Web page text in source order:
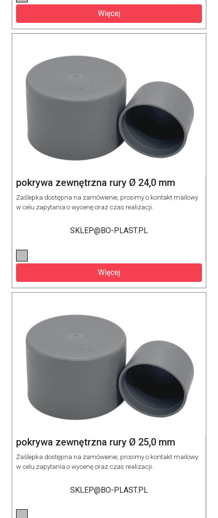
Więcej
pokrywa zewnętrzna rury Ø 24,0 mm
Zaślepka dostępna na zamówienie, prosimy o kontakt mailowy
w celu zapytania o wycenę oraz czas realizacji.
SKLEP@BO-PLAST.PL
Więcej
pokrywa zewnętrzna rury Ø 25,0 mm
Zaślepka dostępna na zamówienie, prosimy o kontakt mailowy
w celu zapytania o wycenę oraz czas realizacji.
SKLEP@BO-PLAST.PL